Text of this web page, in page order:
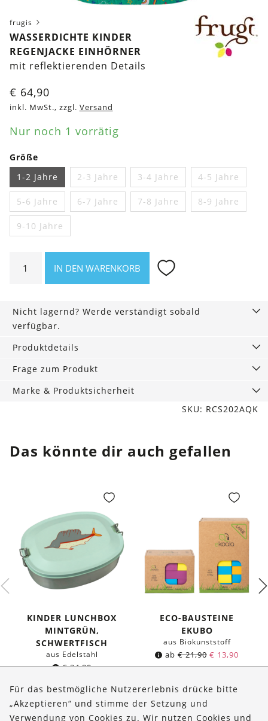
frugis
WASSERDICHTE KINDER
REGENJACKE EINHÖRNER
mit reflektierenden Details
€ 64,90
inkl. MwSt., zzgl. Versand
Nur noch 1 vorrätig
Größe
1-2 Jahre
2-3 Jahre 3-4 Jahre 4-5 Jahre
5-6 Jahre 6-7 Jahre 7-8 Jahre 8-9 Jahre
9-10 Jahre
Kinder
Regenjacke
Menge
IN DEN WARENKORB
Nicht lagernd? Werde verständigt sobald
verfügbar.
Produktdetails
Frage zum Produkt
Marke & Produktsicherheit
SKU: RCS202AQK
Das könnte dir auch gefallen
KINDER LUNCHBOX
MINTGRÜN,
SCHWERTFISCH
aus Edelstahl
€24,90
ECO-BAUSTEINE
EKUBO
aus Biokunststoff
ab€21,90 € 13,90
Für das bestmögliche Nutzererlebnis drücke bitte
„Akzeptieren“ und stimme der Setzung und
Verwendung von Cookies zu. Wir nutzen Cookies und